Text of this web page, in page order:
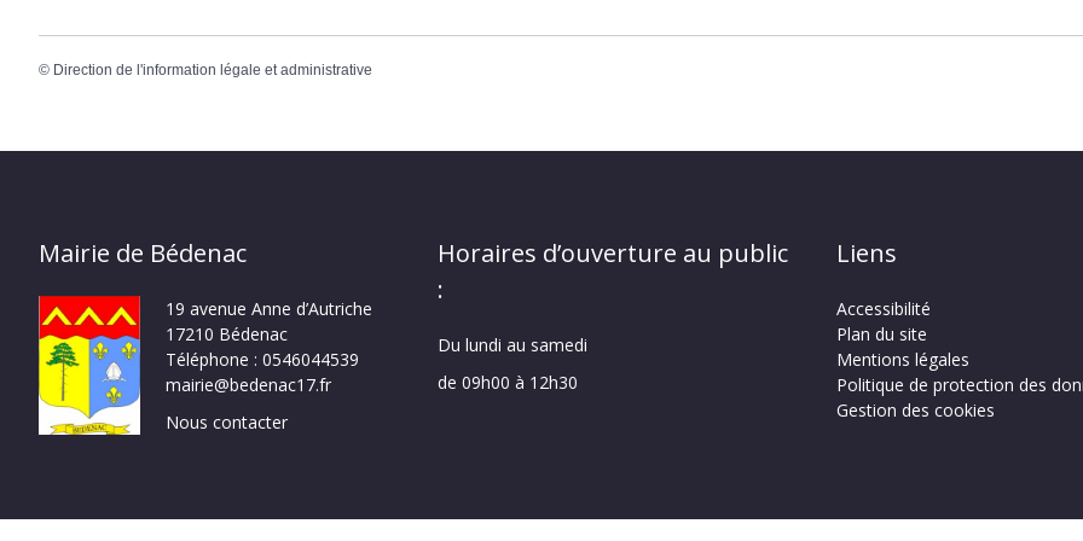
© Direction de l'information légale et administrative
Mairie de Bédenac
19 avenue Anne d’Autriche
17210 Bédenac
Téléphone : 0546044539
mairie@bedenac17.fr
Nous contacter
Horaires d’ouverture au public
:
Du lundi au samedi
de 09h00 à 12h30
Liens
Accessibilité
Plan du site
Mentions légales
Politique de protection des
Gestion des cookies